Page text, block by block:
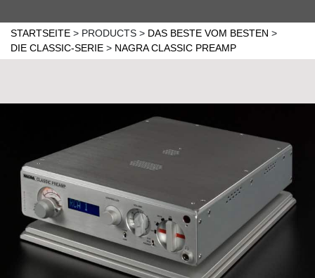
STARTSEITE > PRODUCTS > DAS BESTE VOM BESTEN >
DIE CLASSIC-SERIE > NAGRA CLASSIC PREAMP